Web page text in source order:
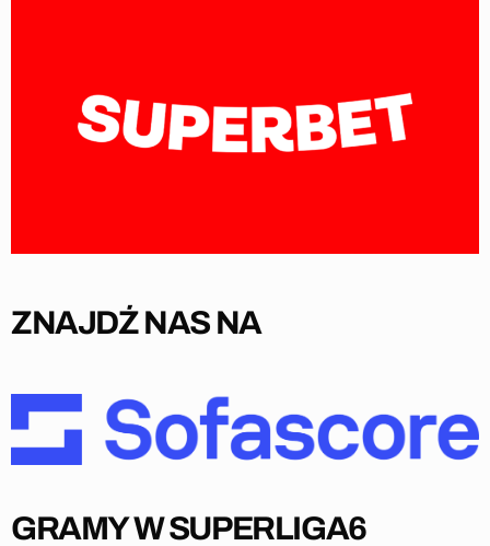
ZNAJDŹ NAS NA
GRAMY W SUPERLIGA6